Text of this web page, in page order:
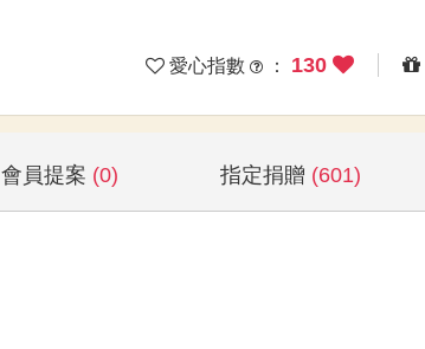
愛心指數 ： 130
會員提案 (0) 指定捐贈 (601)